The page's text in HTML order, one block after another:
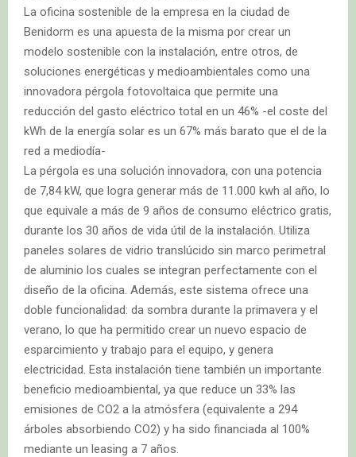
La oficina sostenible de la empresa en la ciudad de
Benidorm es una apuesta de la misma por crear un
modelo sostenible con la instalación, entre otros, de
soluciones energéticas y medioambientales como una
innovadora pérgola fotovoltaica que permite una
reducción del gasto eléctrico total en un 46% -el coste del
kWh de la energía solar es un 67% más barato que el de la
red a mediodía-
La pérgola es una solución innovadora, con una potencia
de 7,84 kW, que logra generar más de 11.000 kwh al año, lo
que equivale a más de 9 años de consumo eléctrico gratis,
durante los 30 años de vida útil de la instalación. Utiliza
paneles solares de vidrio translúcido sin marco perimetral
de aluminio los cuales se integran perfectamente con el
diseño de la oficina. Además, este sistema ofrece una
doble funcionalidad: da sombra durante la primavera y el
verano, lo que ha permitido crear un nuevo espacio de
esparcimiento y trabajo para el equipo, y genera
electricidad. Esta instalación tiene también un importante
beneficio medioambiental, ya que reduce un 33% las
emisiones de CO2 a la atmósfera (equivalente a 294
árboles absorbiendo CO2) y ha sido financiada al 100%
mediante un leasing a 7 años.